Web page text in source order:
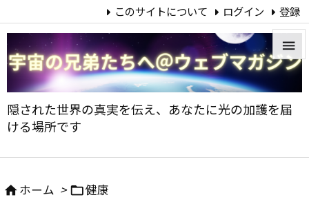
隠された世界の真実を伝え、あなたに光の加護を届
ける場所です


メニ


このサイトについて ログイン 登録
ホーム > 健康